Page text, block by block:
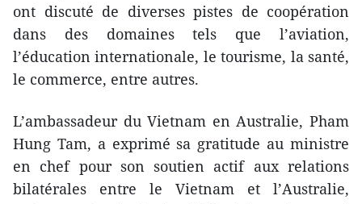
ont discuté de diverses pistes de coopération
dans des domaines tels que l’aviation,
l’éducation internationale, le tourisme, la santé,
le commerce, entre autres.
L’ambassadeur du Vietnam en Australie, Pham
Hung Tam, a exprimé sa gratitude au ministre
en chef pour son soutien actif aux relations
bilatérales entre le Vietnam et l’Australie,